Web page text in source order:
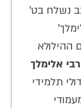
נשלח בט'
ההילולא
רבי אלימלך
תלמידי